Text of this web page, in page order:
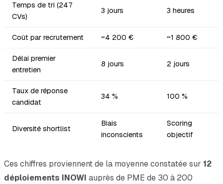
Temps de tri (247
CVs)
3 jours 3 heures
Coût par recrutement ~4 200 € ~1 800 €
Délai premier
entretien
8 jours 2 jours
Taux de réponse
candidat
34 % 100 %
Diversité shortlist
Biais
inconscients
Scoring
objectif
Ces chiffres proviennent de la moyenne constatée sur 12
déploiements INOWI auprès de PME de 30 à 200